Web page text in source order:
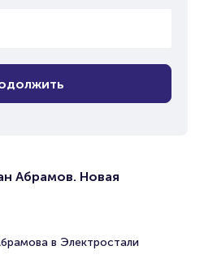
Абрамов. Новая
в Электростали